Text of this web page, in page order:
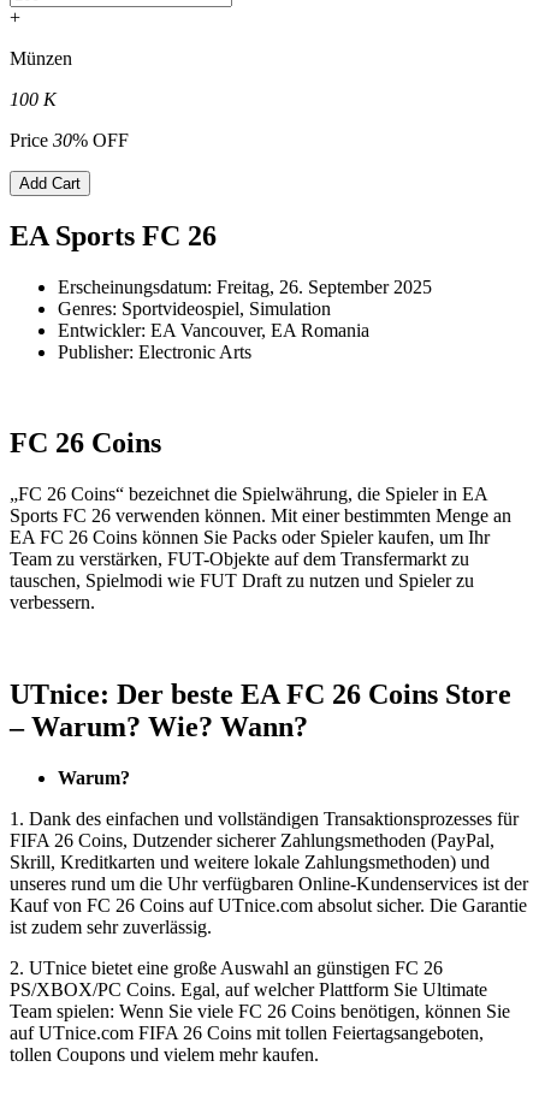
+
Münzen
100 K
Price 30% OFF
Add Cart
EA Sports FC 26
Erscheinungsdatum: Freitag, 26. September 2025
Genres: Sportvideospiel, Simulation
Entwickler: EA Vancouver, EA Romania
Publisher: Electronic Arts
FC 26 Coins
„FC 26 Coins“ bezeichnet die Spielwährung, die Spieler in EA
Sports FC 26 verwenden können. Mit einer bestimmten Menge an
EA FC 26 Coins können Sie Packs oder Spieler kaufen, um Ihr
Team zu verstärken, FUT-Objekte auf dem Transfermarkt zu
tauschen, Spielmodi wie FUT Draft zu nutzen und Spieler zu
verbessern.
UTnice: Der beste EA FC 26 Coins Store
– Warum? Wie? Wann?
Warum?
1. Dank des einfachen und vollständigen Transaktionsprozesses für
FIFA 26 Coins, Dutzender sicherer Zahlungsmethoden (PayPal,
Skrill, Kreditkarten und weitere lokale Zahlungsmethoden) und
unseres rund um die Uhr verfügbaren Online-Kundenservices ist der
Kauf von FC 26 Coins auf UTnice.com absolut sicher. Die Garantie
ist zudem sehr zuverlässig.
2. UTnice bietet eine große Auswahl an günstigen FC 26
PS/XBOX/PC Coins. Egal, auf welcher Plattform Sie Ultimate
Team spielen: Wenn Sie viele FC 26 Coins benötigen, können Sie
auf UTnice.com FIFA 26 Coins mit tollen Feiertagsangeboten,
tollen Coupons und vielem mehr kaufen.